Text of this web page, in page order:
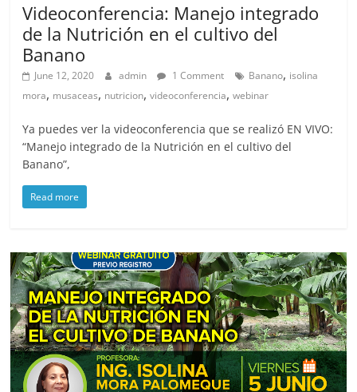
Videoconferencia: Manejo integrado
de la Nutrición en el cultivo del
Banano
June 12, 2020 admin 1 Comment Banano, isolina
mora, musaceas, nutricion,videoconferencia,webinar
Ya puedes ver la videoconferencia que se realizó EN VIVO:
“Manejo integrado de la Nutrición en el cultivo del
Banano”,
Read more